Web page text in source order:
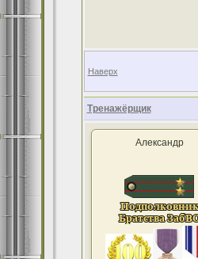
Наверх
Тренажёрщик
Александр